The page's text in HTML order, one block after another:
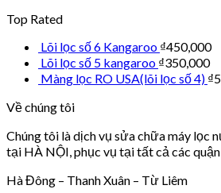
Top Rated
Lõi lọc số 6 Kangaroo ₫450,000
Lõi lọc số 5 kangaroo ₫350,000
Màng lọc RO USA(lõi lọc số 4) ₫
Về chúng tôi
Chúng tôi là dịch vụ sửa chữa máy lọc
tại HÀ NỘI, phục vụ tại tất cả các quận
Hà Đông – Thanh Xuân – Từ Liêm